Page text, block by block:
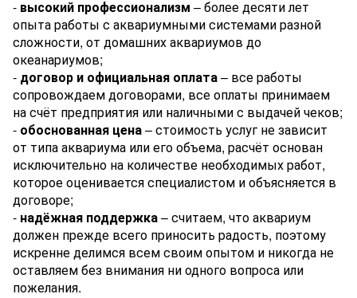
- высокий профессионализм – более десяти лет
опыта работы с аквариумными системами разной
сложности, от домашних аквариумов до
океанариумов;
- договор и официальная оплата– все работы
сопровождаем договорами, все оплаты принимаем
на счёт предприятия или наличными с выдачей чеков;
- обоснованная цена– стоимость услуг не зависит
от типа аквариума или его объема, расчёт основан
исключительно на количестве необходимых работ,
которое оценивается специалистом и объясняется в
договоре;
- надёжная поддержка– считаем, что аквариум
должен прежде всего приносить радость, поэтому
искренне делимся всем своим опытом и никогда не
оставляем без внимания ни одного вопроса или
пожелания.